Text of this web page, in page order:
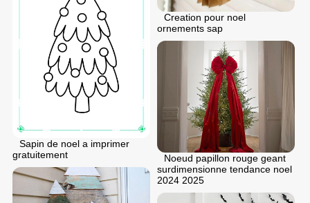
Creation pour noel
ornements sap
Sapin de noel a imprimer
gratuitement
Noeud papillon rouge geant
surdimensionne tendance noel
2024 2025